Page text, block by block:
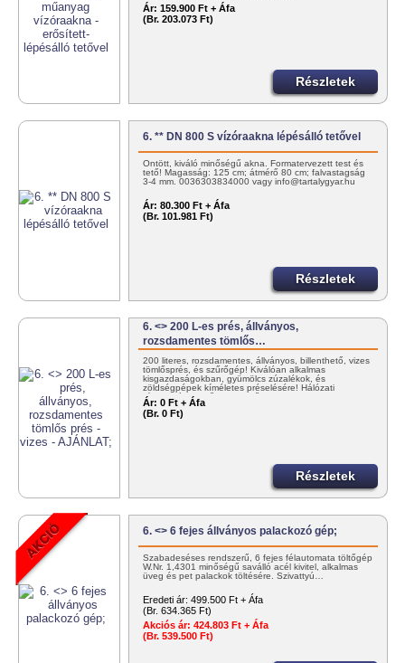
Ár: 159.900 Ft + Áfa
(Br. 203.073 Ft)
Részletek
6. ** DN 800 S vízóraakna lépésálló tetővel
Öntött, kiváló minőségű akna. Formatervezett test és
tető! Magasság: 125 cm; átmérő 80 cm; falvastagság
3-4 mm. 0036303834000 vagy info@tartalygyar.hu
Ár: 80.300 Ft + Áfa
(Br. 101.981 Ft)
Részletek
6. <> 200 L-es prés, állványos,
rozsdamentes tömlős…
200 literes, rozsdamentes, állványos, billenthető, vizes
tömlősprés, és szűrőgép! Kiválóan alkalmas
kisgazdaságokban, gyümölcs zúzalékok, és
zöldségpépek kíméletes préselésére! Hálózati
víznyomással működtethető!…
Ár: 0 Ft + Áfa
(Br. 0 Ft)
Részletek
6. <> 6 fejes állványos palackozó gép;
Szabadeséses rendszerű, 6 fejes félautomata töltőgép
W.Nr. 1,4301 minőségű saválló acél kivitel, alkalmas
üveg és pet palackok töltésére. Szivattyú…
Eredeti ár: 499.500 Ft + Áfa
(Br. 634.365 Ft)
Akciós ár: 424.803 Ft + Áfa
(Br. 539.500 Ft)